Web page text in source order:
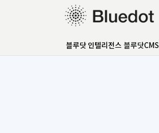
블루닷 인텔리전스
블루닷 인텔리전스 블루닷CMS